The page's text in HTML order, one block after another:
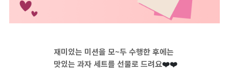
재미있는 미션을 모~두 수행한 후에는
맛있는 과자 세트를 선물로 드려요❤️❤️